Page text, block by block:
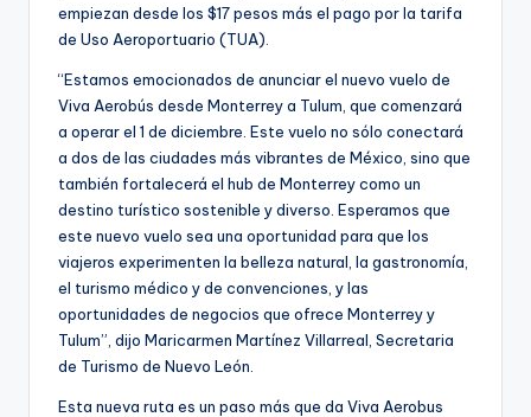
empiezan desde los $17 pesos más el pago por la tarifa
de Uso Aeroportuario (TUA).
“Estamos emocionados de anunciar el nuevo vuelo de
Viva Aerobús desde Monterrey a Tulum, que comenzará
a operar el 1 de diciembre. Este vuelo no sólo conectará
a dos de las ciudades más vibrantes de México, sino que
también fortalecerá el hub de Monterrey como un
destino turístico sostenible y diverso. Esperamos que
este nuevo vuelo sea una oportunidad para que los
viajeros experimenten la belleza natural, la gastronomía,
el turismo médico y de convenciones, y las
oportunidades de negocios que ofrece Monterrey y
Tulum”, dijo Maricarmen Martínez Villarreal, Secretaria
de Turismo de Nuevo León.
Esta nueva ruta es un paso más que da Viva Aerobus